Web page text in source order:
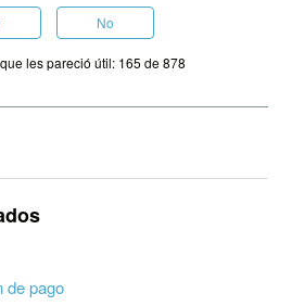
No
les pareció útil: 165 de 878
de pago